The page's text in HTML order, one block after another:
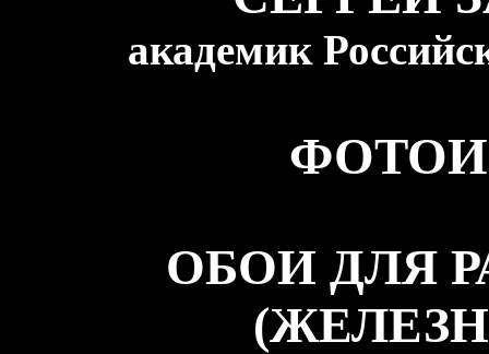
академик
ОБОИ ДЛЯ